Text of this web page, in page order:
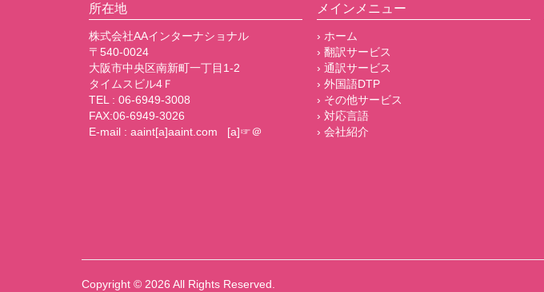
所在地
株式会社AAインターナショナル
〒540-0024
大阪市中央区南新町一丁目1-2
タイムスビル4Ｆ
TEL : 06-6949-3008
FAX:06-6949-3026
E-mail : aaint[a]aaint.com [a]☞＠
メインメニュー
› ホーム
› 翻訳サービス
› 通訳サービス
› 外国語DTP
› その他サービス
› 対応言語
› 会社紹介
Copyright © 2026 All Rights Reserved.